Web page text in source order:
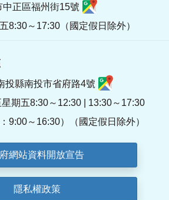
正區福州街15號
8:30～17:30（國定假日除外）
投縣南投市省府路4號
期五8:30～12:30 | 13:30～17:30
9:00～16:30）（國定假日除外）
網站資料開放宣告
隱私權政策